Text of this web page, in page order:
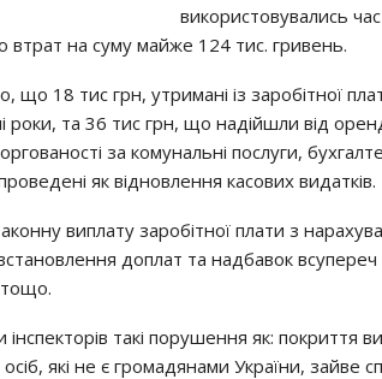
використовувались
на суму майже 124 тис. гривень.
що 18 тис грн, утримані із заробітної
роки, та 36 тис грн, що надійшли від
за комунальні послуги,
як відновлення касових видатків.
виплату заробітної плати з
доплат та надбавок
такі порушення як: покриття
які не є громадянами України, зайве